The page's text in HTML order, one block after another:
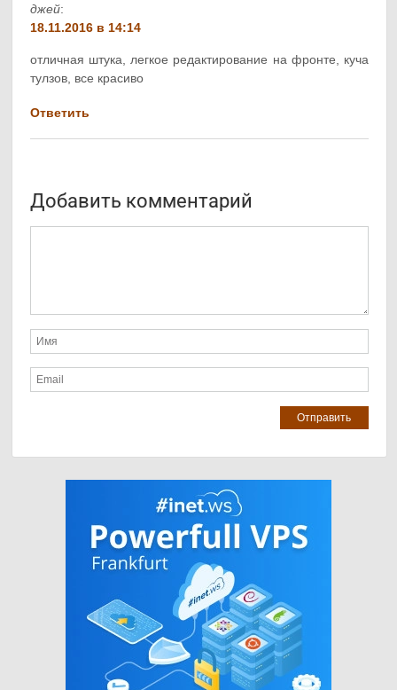
джей:
18.11.2016 в 14:14
отличная штука, легкое редактирование на фронте, куча
тулзов, все красиво
Ответить
Добавить комментарий